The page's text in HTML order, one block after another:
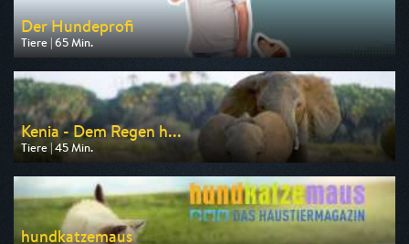
Der Hundeprofi
Tiere | 65 Min.
Ausgestrahlt von VOX
am 08.08.2026, 16:50
Kenia - Dem Regen h...
Tiere | 45 Min.
Ausgestrahlt von arte
am 07.08.2026, 17:50
hundkatzemaus